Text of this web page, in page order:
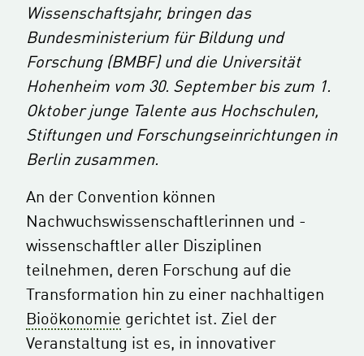
Wissenschaftsjahr, bringen das
Bundesministerium für Bildung und
Forschung (BMBF) und die Universität
Hohenheim vom 30. September bis zum 1.
Oktober junge Talente aus Hochschulen,
Stiftungen und Forschungseinrichtungen in
Berlin zusammen.
An der Convention können
Nachwuchswissenschaftlerinnen und -
wissenschaftler aller Disziplinen
teilnehmen, deren Forschung auf die
Transformation hin zu einer nachhaltigen
Bioökonomie gerichtet ist. Ziel der
Veranstaltung ist es, in innovativer